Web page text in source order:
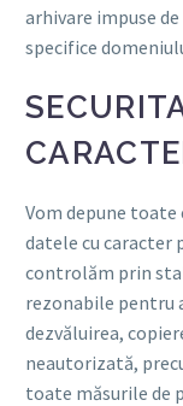
arhivare impuse
specifice
Vom depune
datele cu caracter
controlăm prin
rezonabile pentru
dezvăluirea,
neautorizată,
toate măsurile de